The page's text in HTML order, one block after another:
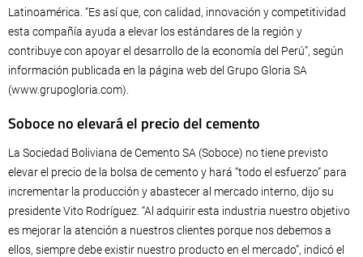
Latinoamérica. “Es así que, con calidad, innovación y competitividad
esta compañía ayuda a elevar los estándares de la región y
contribuye con apoyar el desarrollo de la economía del Perú”, según
información publicada en la página web del Grupo Gloria SA
(www.grupogloria.com).
Soboce no elevará el precio del cemento
La Sociedad Boliviana de Cemento SA (Soboce) no tiene previsto
elevar el precio de la bolsa de cemento y hará “todo el esfuerzo” para
incrementar la producción y abastecer al mercado interno, dijo su
presidente Vito Rodríguez. “Al adquirir esta industria nuestro objetivo
es mejorar la atención a nuestros clientes porque nos debemos a
ellos, siempre debe existir nuestro producto en el mercado”, indicó el